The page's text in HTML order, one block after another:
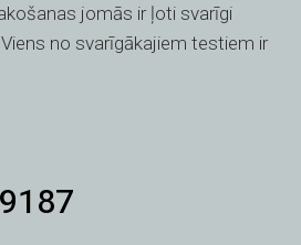
jomās ir ļoti svarīgi
no svarīgākajiem testiem ir